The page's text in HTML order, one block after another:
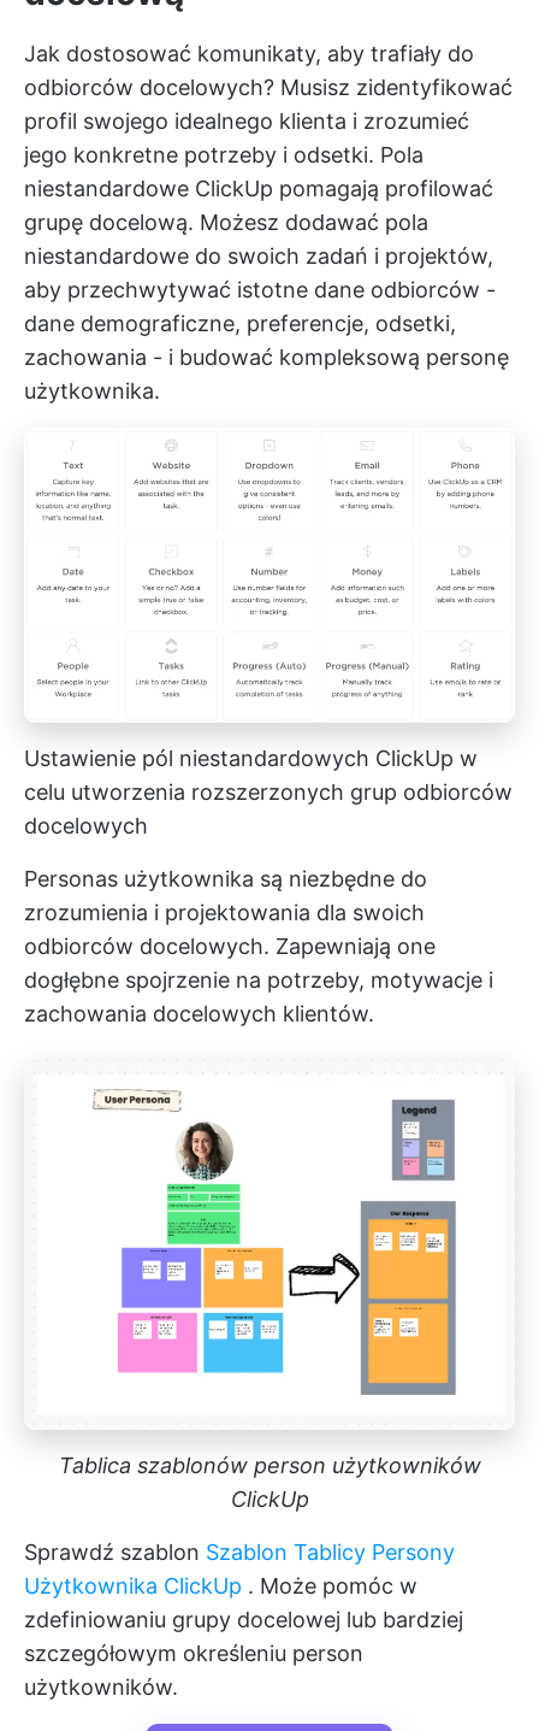
Jak dostosować komunikaty, aby trafiały do
odbiorców docelowych? Musisz zidentyfikować
profil swojego idealnego klienta i zrozumieć
jego konkretne potrzeby i odsetki. Pola
niestandardowe ClickUp pomagają profilować
grupę docelową. Możesz dodawać pola
niestandardowe do swoich zadań i projektów,
aby przechwytywać istotne dane odbiorców -
dane demograficzne, preferencje, odsetki,
zachowania - i budować kompleksową personę
użytkownika.
Ustawienie pól niestandardowych ClickUp w
celu utworzenia rozszerzonych grup odbiorców
docelowych
Personas użytkownika są niezbędne do
zrozumienia i projektowania dla swoich
odbiorców docelowych. Zapewniają one
dogłębne spojrzenie na potrzeby, motywacje i
zachowania docelowych klientów.
Tablica szablonów person użytkowników
ClickUp
Sprawdź szablon Szablon Tablicy Persony
Użytkownika ClickUp . Może pomóc w
zdefiniowaniu grupy docelowej lub bardziej
szczegółowym określeniu person
użytkowników.